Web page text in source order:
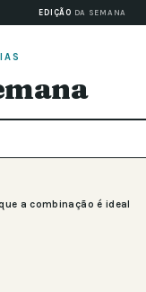
EDIÇÃO DA SEMANA
a combinação é ideal